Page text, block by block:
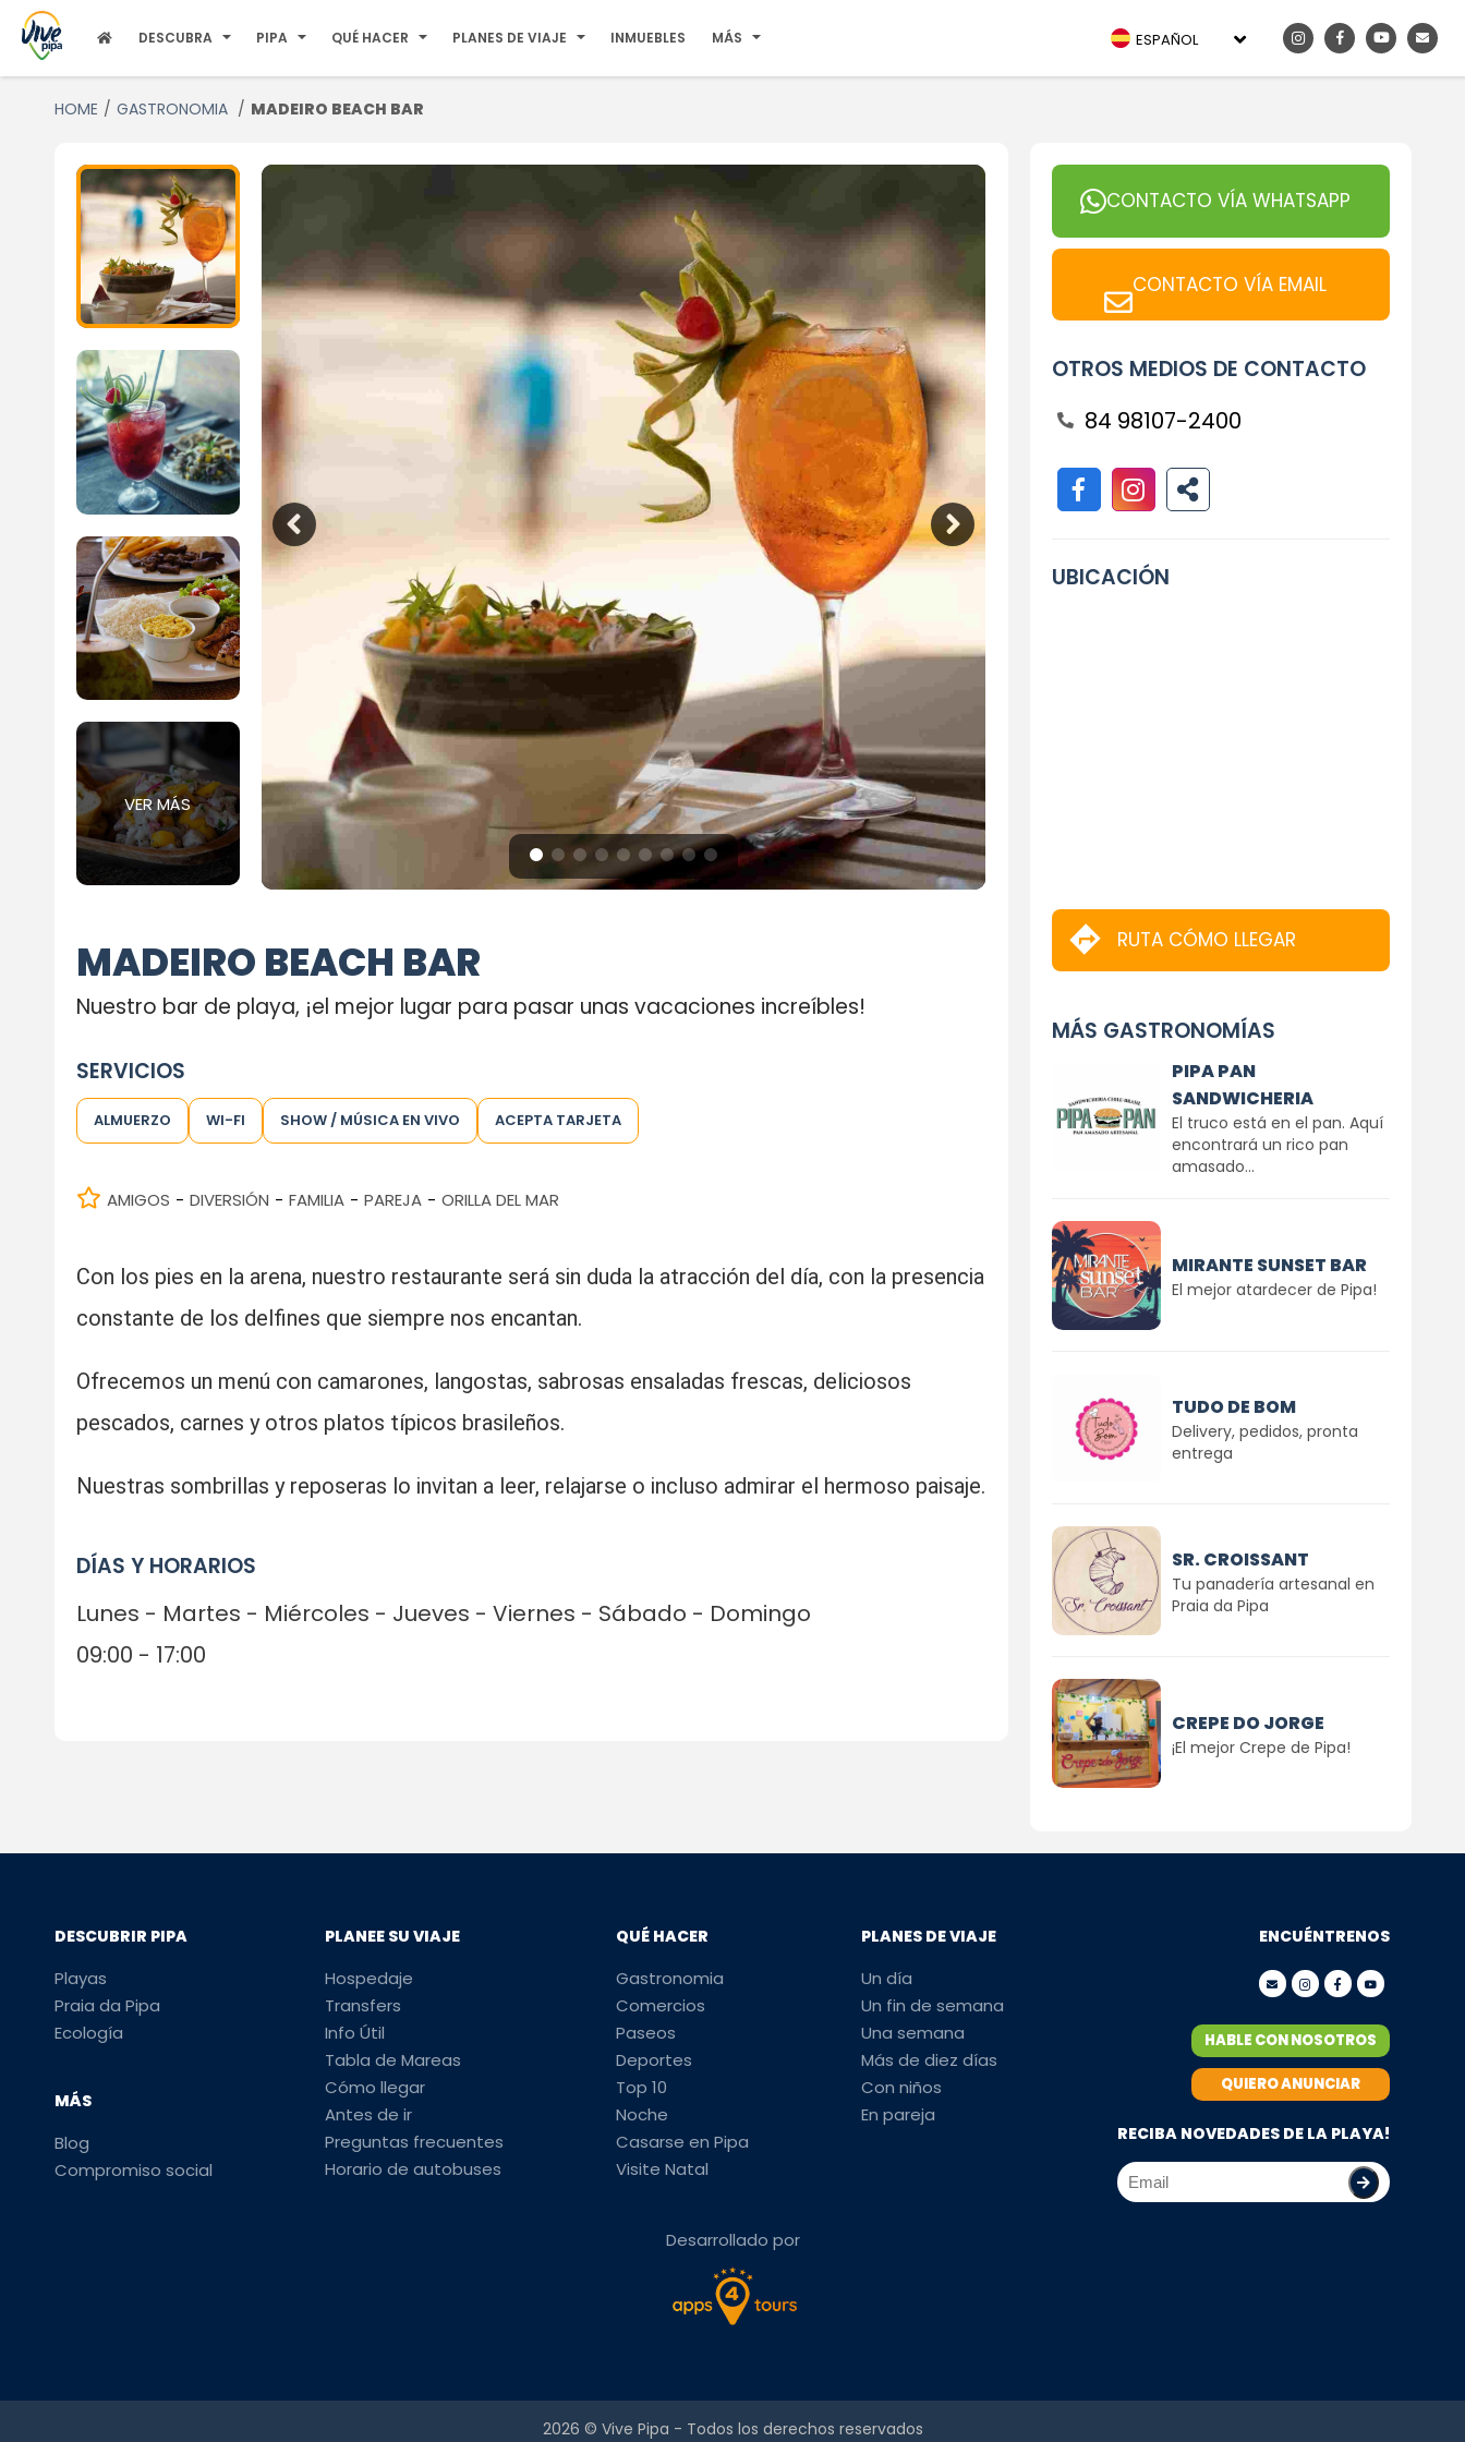
DESCUBRA PIPA QUÉ HACER PLANES DE VIAJE INMUEBLES MÁS ESPAÑOL
HOME GASTRONOMIA MADEIRO BEACH BAR
VER MÁS
MADEIRO BEACH BAR
Nuestro bar de playa, ¡el mejor lugar para pasar unas vacaciones increíbles!
SERVICIOS
ALMUERZO WI-FI SHOW / MÚSICA EN VIVO ACEPTA TARJETA
AMIGOS - DIVERSIÓN - FAMILIA - PAREJA - ORILLA DEL MAR
Con los pies en la arena, nuestro restaurante será sin duda la atracción del día, con la presencia
constante de los delfines que siempre nos encantan.
Ofrecemos un menú con camarones, langostas, sabrosas ensaladas frescas, deliciosos
pescados, carnes y otros platos típicos brasileños.
Nuestras sombrillas y reposeras lo invitan a leer, relajarse o incluso admirar el hermoso paisaje.
DÍAS Y HORARIOS
Lunes - Martes - Miércoles - Jueves - Viernes - Sábado - Domingo
09:00 - 17:00
CONTACTO VÍA WHATSAPP
CONTACTO VÍA EMAIL
OTROS MEDIOS DE CONTACTO
84 98107-2400
UBICACIÓN
RUTA CÓMO LLEGAR
MÁS GASTRONOMÍAS
PIPA PAN
SANDWICHERIA
El truco está en el pan. Aquí
encontrará un rico pan
amasado...
MIRANTE SUNSET BAR
El mejor atardecer de Pipa!
TUDO DE BOM
Delivery, pedidos, pronta
entrega
SR. CROISSANT
Tu panadería artesanal en
Praia da Pipa
CREPE DO JORGE
¡El mejor Crepe de Pipa!
DESCUBRIR PIPA
Playas
Praia da Pipa
Ecología
MÁS
Blog
Compromiso social
PLANEE SU VIAJE
Hospedaje
Transfers
Info Útil
Tabla de Mareas
Cómo llegar
Antes de ir
Preguntas frecuentes
Horario de autobuses
QUÉ HACER
Gastronomia
Comercios
Paseos
Deportes
Top 10
Noche
Casarse en Pipa
Visite Natal
PLANES DE VIAJE
Un día
Un fin de semana
Una semana
Más de diez días
Con niños
En pareja
ENCUÉNTRENOS
HABLE CON NOSOTROS
QUIERO ANUNCIAR
RECIBA NOVEDADES DE LA PLAYA!
Desarrollado por
2026 © Vive Pipa - Todos los derechos reservados